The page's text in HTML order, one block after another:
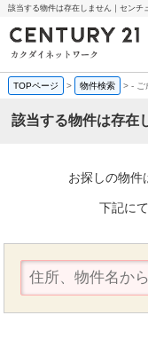
該当する物件は存在しません｜センチ
TOPページ > 物件検索 >-
該当する物件は存在
お探しの物件
下記に